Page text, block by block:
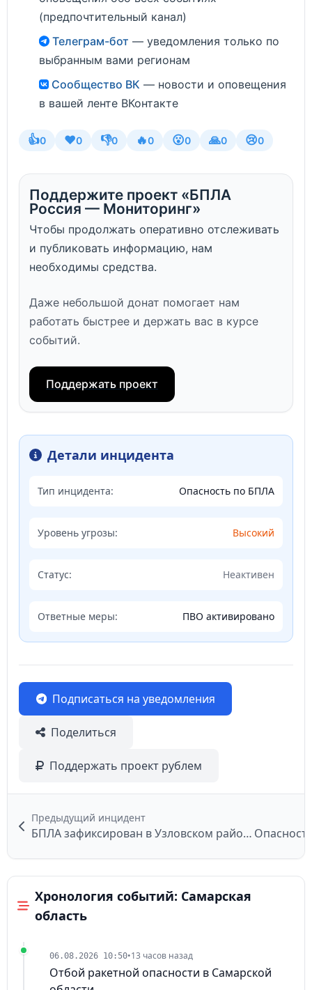
(предпочтительный канал)
Телеграм-бот — уведомления только по
выбранным вами регионам
Сообщество ВК — новости и оповещения
в вашей ленте ВКонтакте
👍0 ❤️0 👎0 🔥0 😮0 🙏0 😢0
Поддержите проект «БПЛА
Россия — Мониторинг»
Чтобы продолжать оперативно отслеживать
и публиковать информацию, нам
необходимы средства.
Даже небольшой донат помогает нам
работать быстрее и держать вас в курсе
событий.
Поддержать проект
Детали инцидента
Тип инцидента: Опасность по БПЛА
Уровень угрозы: Высокий
Статус: Неактивен
Ответные меры: ПВО активировано
Подписаться на уведомления
Поделиться
Поддержать проект рублем
Предыдущий инцидент
БПЛА зафиксирован в Узловском районе
Хронология событий: Самарская
область
06.08.2026 10:50•13 часов назад
Отбой ракетной опасности в Самарской